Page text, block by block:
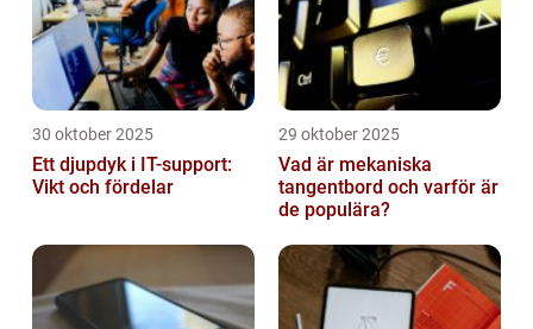
30 oktober 2025
Ett djupdyk i IT-support:
Vikt och fördelar
29 oktober 2025
Vad är mekaniska
tangentbord och varför är
de populära?